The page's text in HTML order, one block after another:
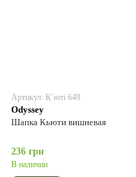
Артикул: Кʼюті 649
Odyssey
Шапка Кьюти вишневая
236 грн
В наличии